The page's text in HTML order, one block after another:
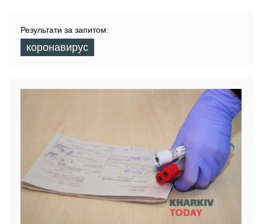
Результати за запитом:
коронавирус